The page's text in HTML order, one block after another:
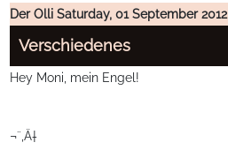
Der OlliSaturday, 01 September 2012
Verschiedenes
Hey Moni, mein Engel!
¬¨‚Ä†